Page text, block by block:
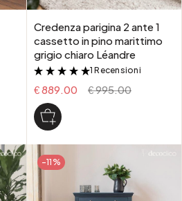
Credenza parigina 2 ante 1
cassetto in pino marittimo
grigio chiaro Léandre
&
1 Recensioni
€ 889.00 € 995.00
-11%